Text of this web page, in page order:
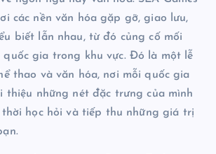
các nền văn hóa gặp gỡ, giao lưu,
biết lẫn nhau, từ đó củng cố mối
quốc gia trong khu vực. Đó là một lễ
thao và văn hóa, nơi mỗi quốc gia
thiệu những nét đặc trưng của mình
học hỏi và tiếp thu những giá trị